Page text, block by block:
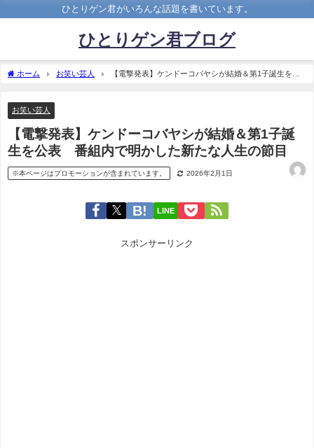
ひとりゲン君がいろんな話題を書いています。
ひとりゲン君ブログ
ホーム お笑い芸人
【電撃発表】ケンドーコバヤシが結婚＆第1子誕生を公
お笑い芸人
【電撃発表】ケンドーコバヤシが結婚＆第1子誕
生を公表 番組内で明かした新たな人生の節目
※本ページはプロモーションが含まれています。 2026年2月1日
LINE
スポンサーリンク